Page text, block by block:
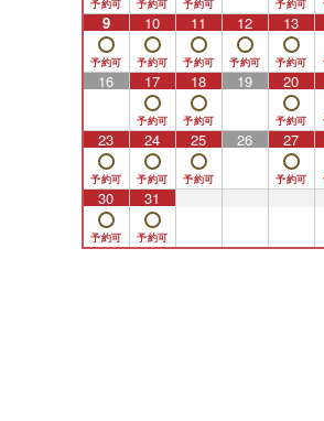
9 10 11 12 13
16 17 18 19 20
23 24 25 26 27
30 31